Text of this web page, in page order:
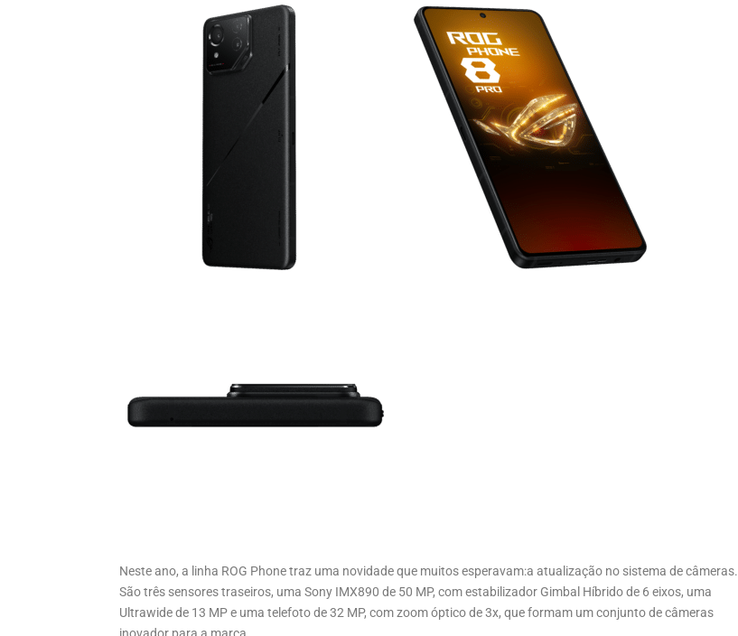
Neste ano, a linha ROG Phone traz uma novidade que muitos esperavam:a atualização no sistema de câmeras.
São três sensores traseiros, uma Sony IMX890 de 50 MP, com estabilizador Gimbal Híbrido de 6 eixos, uma
Ultrawide de 13 MP e uma telefoto de 32 MP, com zoom óptico de 3x, que formam um conjunto de câmeras